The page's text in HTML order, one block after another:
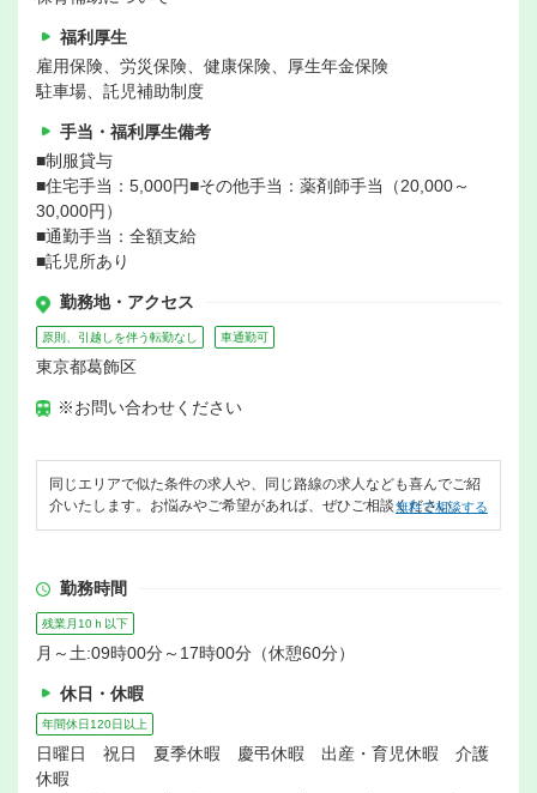
福利厚生
雇用保険、労災保険、健康保険、厚生年金保険
駐車場、託児補助制度
手当・福利厚生備考
■制服貸与
■住宅手当：5,000円■その他手当：薬剤師手当（20,000～
30,000円）
■通勤手当：全額支給
■託児所あり
勤務地・アクセス
原則、引越しを伴う転勤なし 車通勤可
東京都葛飾区
※お問い合わせください
同じエリアで似た条件の求人や、同じ路線の求人なども喜んでご紹
介いたします。お悩みやご希望があれば、ぜひご相談ください。
無料で相談する
勤務時間
残業月10ｈ以下
月～土:09時00分～17時00分（休憩60分）
休日・休暇
年間休日120日以上
日曜日 祝日 夏季休暇 慶弔休暇 出産・育児休暇 介護
休暇